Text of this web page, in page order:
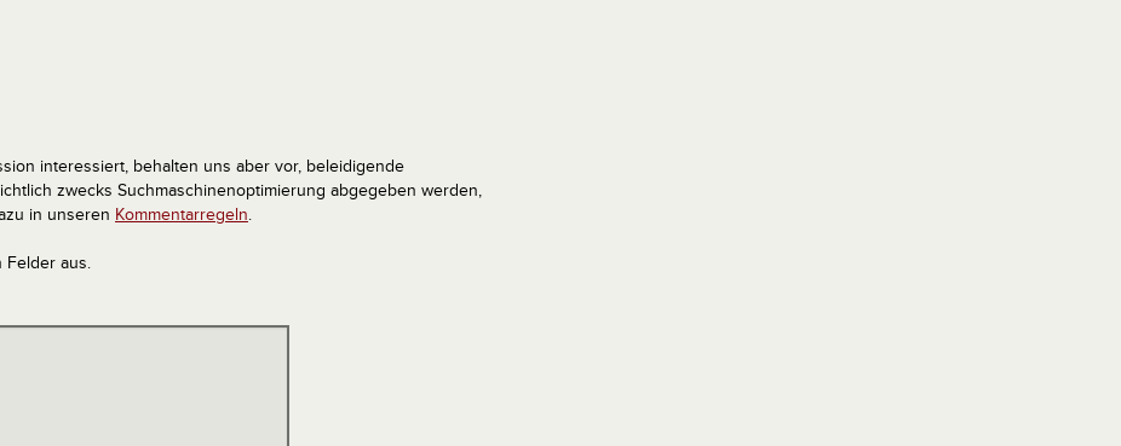
interessiert, behalten uns aber vor, beleidigende
zwecks Suchmaschinenoptimierung abgegeben werden,
in unseren Kommentarregeln.
Felder aus.